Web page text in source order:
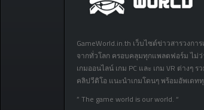
GameWorld.in.th เว็บไซต์ข่าวสารวงก
จากทั่วโลก ครอบคลุมทุกแพลตฟอร์ม ไม่ว่
เกมออนไลน์ เกม PC และ เกม VR ต่างๆ ร
คลิปวีดิโอ แนะนำเกมโดนๆ พร้อมอัพเดท
” The game world is our world. “